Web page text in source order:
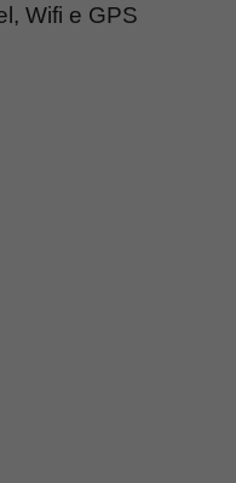
Wifi e GPS